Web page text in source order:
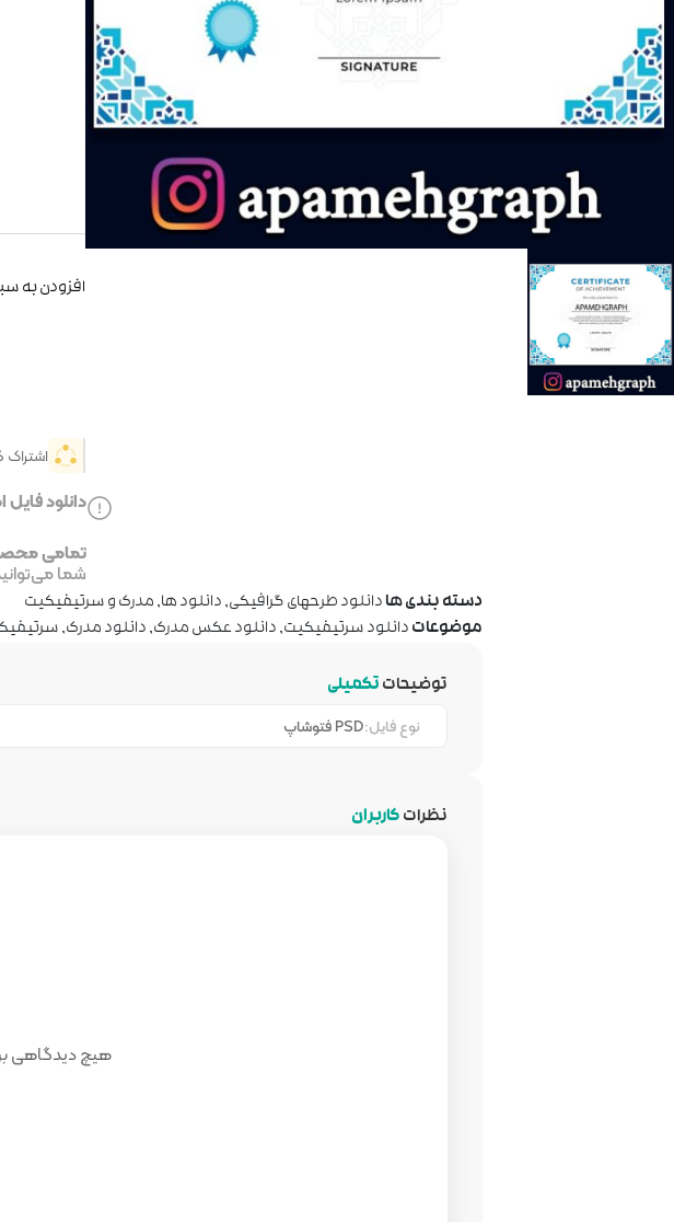
افزودن به
دانلود
تمامی
شما
دسته بندی هادانلود طرحهای گرافیکی,دانلود ها,مدرک و سرتیفیکیت
موضوعاتدانلود سرتیفیکیت,دانلود عکس مدرک,دانلود مدرک,
توضیحاتتکمیلی
نوع فایل:PSD فتوشاپ
نظراتکاربران
هیچ دیدگاهی